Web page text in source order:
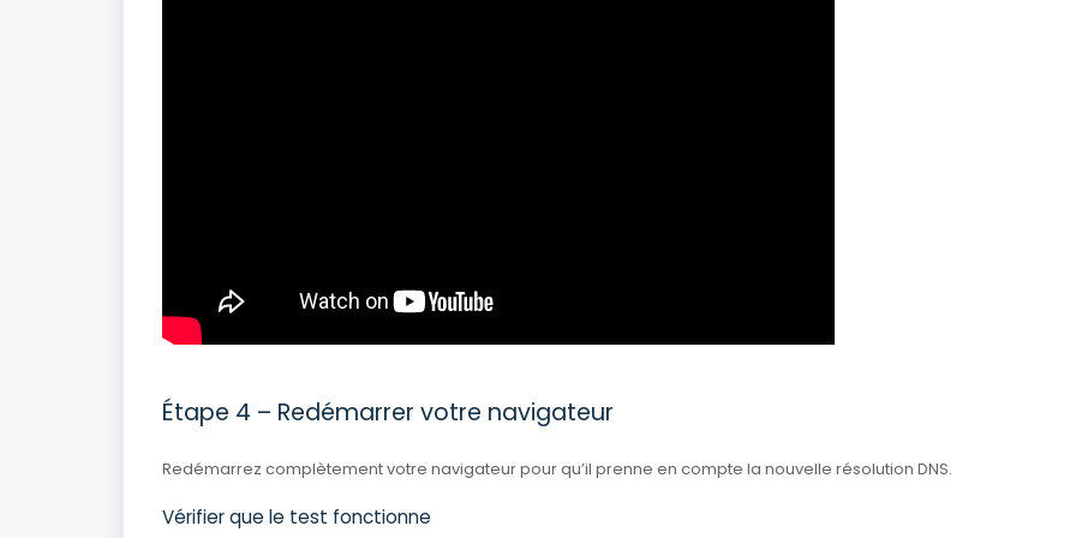
Étape 4 – Redémarrer votre navigateur
Redémarrez complètement votre navigateur pour qu’il prenne en compte la nouvelle résolution DNS.
Vérifier que le test fonctionne